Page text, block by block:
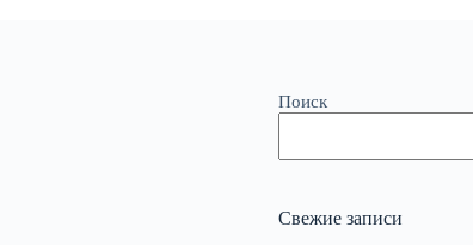
Поиск
Свежие записи